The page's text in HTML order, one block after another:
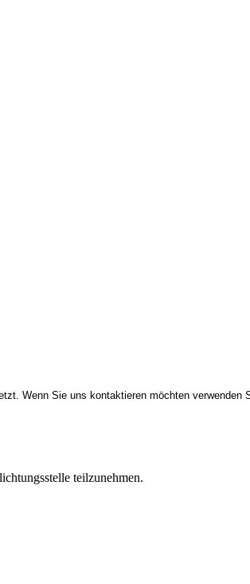
Wenn Sie uns kontaktieren möchten verwenden
teilzunehmen.